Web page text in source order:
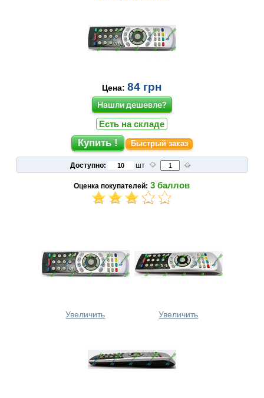
Цена: 84 грн
Нашли дешевле?
Есть на складе
Быстрый заказ
Доступно: шт
Оценка покупателей: 3 баллов
Увеличить Увеличить